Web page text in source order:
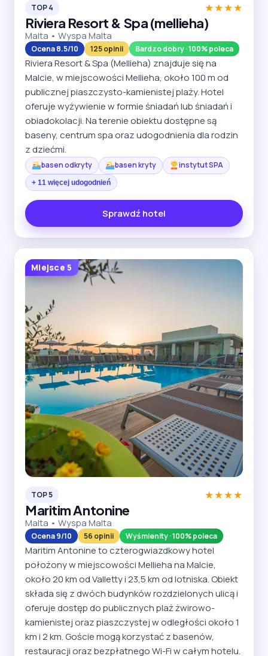
TOP 4 ★★★★
Riviera Resort & Spa (mellieha)
Malta • Wyspa Malta
Ocena 8.5/10 125 opinii Bardzo dobry · 100% poleca
Riviera Resort & Spa (Mellieha) znajduje się na
Malcie, w miejscowości Mellieha, około 100 m od
publicznej piaszczysto-kamienistej plaży. Hotel
oferuje wyżywienie w formie śniadań lub śniadań i
obiadokolacji. Na terenie obiektu dostępne są
baseny, centrum spa oraz udogodnienia dla rodzin
z dziećmi.
basen odkryty basen kryty instytut SPA
+ 11 więcej udogodnień
Sprawdź hotel
Miejsce 5
TOP 5 ★★★★
Maritim Antonine
Malta • Wyspa Malta
Ocena 9/10 56 opinii Wyśmienity · 100% poleca
Maritim Antonine to czterogwiazdkowy hotel
położony w miejscowości Mellieha na Malcie,
około 20 km od Valletty i 23,5 km od lotniska. Obiekt
składa się z dwóch budynków rozdzielonych ulicą i
oferuje dostęp do publicznych plaż żwirowo-
kamienistej oraz piaszczystej w odległości około 1
km i 2 km. Goście mogą korzystać z basenów,
restauracji oraz bezpłatnego Wi-Fi w całym hotelu.